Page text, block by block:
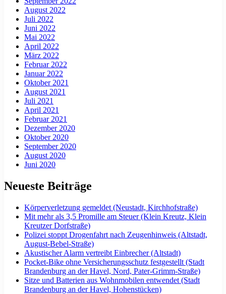
August 2022
Juli 2022
Juni 2022
Mai 2022
April 2022
März 2022
Februar 2022
Januar 2022
Oktober 2021
August 2021
Juli 2021
April 2021
Februar 2021
Dezember 2020
Oktober 2020
September 2020
August 2020
Juni 2020
Neueste Beiträge
Körperverletzung gemeldet (Neustadt, Kirchhofstraße)
Mit mehr als 3,5 Promille am Steuer (Klein Kreutz, Klein
Kreutzer Dorfstraße)
Polizei stoppt Drogenfahrt nach Zeugenhinweis (Altstadt,
August-Bebel-Straße)
Akustischer Alarm vertreibt Einbrecher (Altstadt)
Pocket-Bike ohne Versicherungsschutz festgestellt (Stadt
Brandenburg an der Havel, Nord, Pater-Grimm-Straße)
Sitze und Batterien aus Wohnmobilen entwendet (Stadt
Brandenburg an der Havel, Hohenstücken)